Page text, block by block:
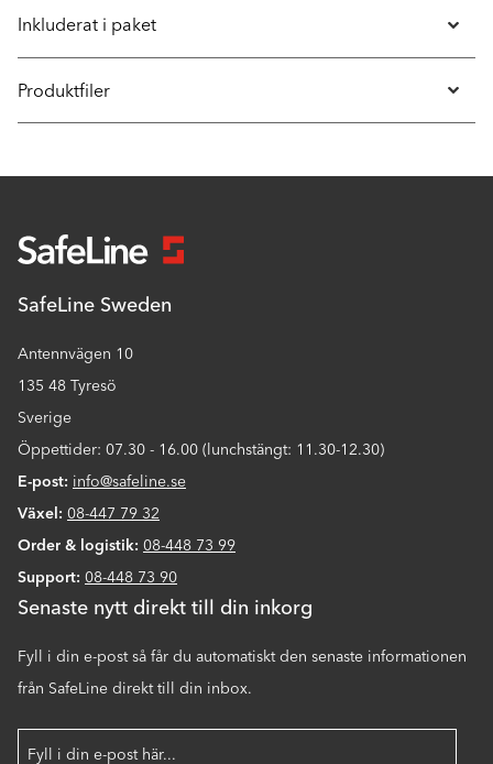
Inkluderat i paket
Produktfiler
SafeLine Sweden
Antennvägen 10
135 48 Tyresö
Sverige
Öppettider: 07.30 - 16.00 (lunchstängt: 11.30-12.30)
E-post: info@safeline.se
Växel: 08-447 79 32
Order & logistik: 08-448 73 99
Support: 08-448 73 90
Senaste nytt direkt till din inkorg
Fyll i din e-post så får du automatiskt den senaste informationen
från SafeLine direkt till din inbox.